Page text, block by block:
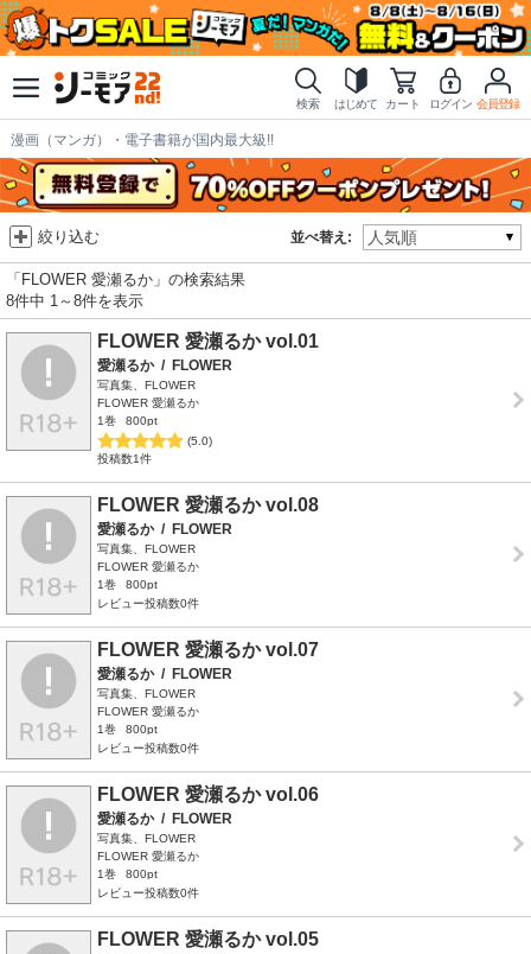
検索 はじめて カート ログイン 会員登録
漫画（マンガ）・電子書籍が国内最大級!!
並べ替え:
絞り込む
「FLOWER 愛瀬るか」の検索結果
8件中 1～8件を表示
FLOWER 愛瀬るか vol.01
愛瀬るか / FLOWER
写真集、FLOWER
FLOWER 愛瀬るか
1巻
800pt
(5.0)
投稿数1件
FLOWER 愛瀬るか vol.08
愛瀬るか / FLOWER
写真集、FLOWER
FLOWER 愛瀬るか
1巻
800pt
レビュー投稿数0件
FLOWER 愛瀬るか vol.07
愛瀬るか / FLOWER
写真集、FLOWER
FLOWER 愛瀬るか
1巻
800pt
レビュー投稿数0件
FLOWER 愛瀬るか vol.06
愛瀬るか / FLOWER
写真集、FLOWER
FLOWER 愛瀬るか
1巻
800pt
レビュー投稿数0件
FLOWER 愛瀬るか vol.05